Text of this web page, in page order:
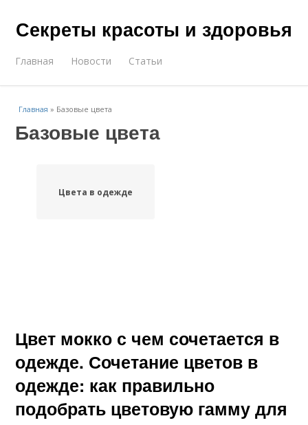
Секреты красоты и здоровья
Главная Новости Статьи
Главная » Базовые цвета
Базовые цвета
Цвета в одежде
Цвет мокко с чем сочетается в
одежде. Сочетание цветов в
одежде: как правильно
подобрать цветовую гамму для